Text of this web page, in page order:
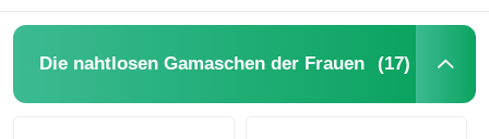
Die nahtlosen Gamaschen der Frauen (17)